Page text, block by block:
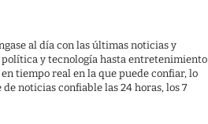
al día con las últimas noticias y
política y tecnología hasta entretenimiento
tiempo real en la que puede confiar, lo
noticias confiable las 24 horas, los 7